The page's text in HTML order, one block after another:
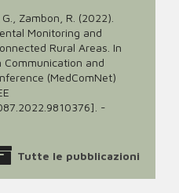
Zambon, R. (2022).
Monitoring and
Rural Areas. In
and
(MedComNet)
-
Tutte le pubblicazioni